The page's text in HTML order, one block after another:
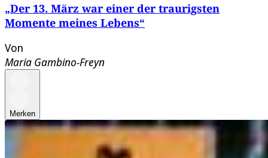
„Der 13. März war einer der traurigsten
Momente meines Lebens“
Von
Maria Gambino-Freyn
Merken